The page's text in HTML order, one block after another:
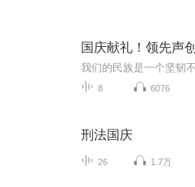
国庆献礼！领先声
8 6076
刑法国庆
26 1.7万